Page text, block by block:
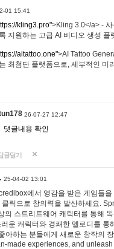
01 15:41
kling3.pro">Kling 3.0</a> -
지원하는 고급 AI 비디오 생성
aitattoo.one">AI Tattoo
최첨단 플랫폼으로, 세부적인 미
26-07-27 12:47
댓글내용 확인
글달기
25-04-02 13:01
에서 영감을 받은 게임들
클릭으로 창의력을 발산하세요.
의 스트리트웨어 캐릭터를 통해
운 캐릭터와 경쾌한 멜로디를 통
아하는 분들에게 새로운 창작의
made experiences, and